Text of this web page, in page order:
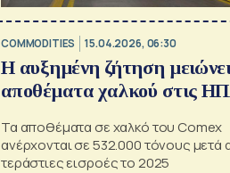
COMMODITIES 15.04.2026, 06:30
Η αυξημένη ζήτηση
αποθέματα χαλκού στις
Τα αποθέματα σε χαλκό του Comex
ανέρχονται σε 532.000 τόνους μετά
τεράστιες εισροές το 2025